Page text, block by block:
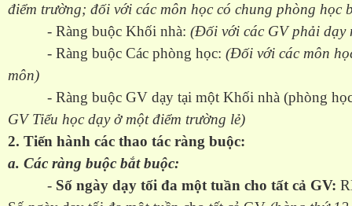
điểm trường; đối với các môn học có chung phòng học
- Ràng buộc Khối nhà: (Đối với các GV phải dạy
- Ràng buộc Các phòng học: (Đối với các môn
môn)
- Ràng buộc GV dạy tại một Khối nhà (phòng
GV Tiểu học dạy ở một điểm trường lẻ)
2. Tiến hành các thao tác ràng buộc:
a. Các ràng buộc bắt buộc:
- Số ngày dạy tối đa một tuần cho tất cả GV: